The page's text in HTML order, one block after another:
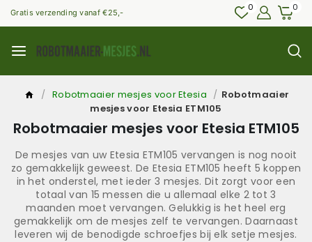
Gratis verzending vanaf €25,- 0 0
/ Robotmaaier mesjes voor Etesia / Robotmaaier
mesjes voor Etesia ETM105
Robotmaaier mesjes voor Etesia ETM105
De mesjes van uw Etesia ETM105 vervangen is nog nooit
zo gemakkelijk geweest. De Etesia ETM105 heeft 5 koppen
in het onderstel, met ieder 3 mesjes. Dit zorgt voor een
totaal van 15 messen die u allemaal elke 2 tot 3
maanden moet vervangen. Gelukkig is het heel erg
gemakkelijk om de mesjes zelf te vervangen. Daarnaast
leveren wij de benodigde schroefjes bij elk setje mesjes.